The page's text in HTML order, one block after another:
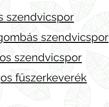
szendvicspor
szendvicspor
szendvicspor
fűszerkeverék